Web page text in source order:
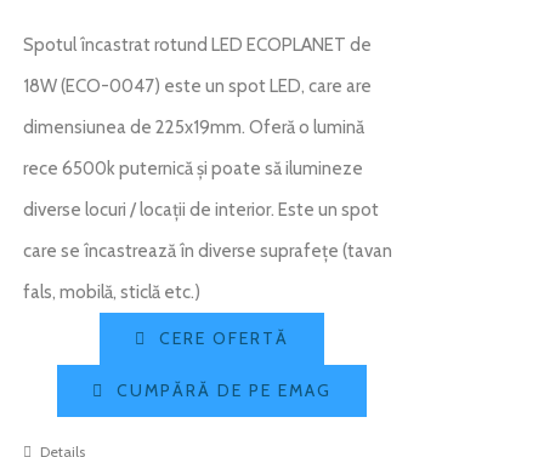
Spotul încastrat rotund LED ECOPLANET de
18W (ECO-0047) este un spot LED, care are
dimensiunea de 225x19mm. Oferă o lumină
rece 6500k puternică și poate să ilumineze
diverse locuri / locații de interior. Este un spot
care se încastrează în diverse suprafețe (tavan
fals, mobilă, sticlă etc.)
CERE OFERTĂ
CUMPĂRĂ DE PE EMAG
Details